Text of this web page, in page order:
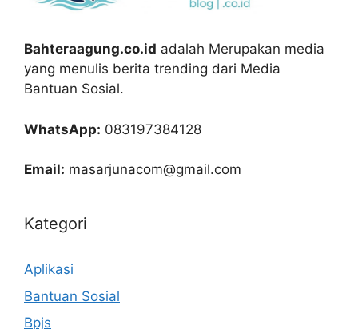
Bahteraagung.co.id adalah Merupakan media
yang menulis berita trending dari Media
Bantuan Sosial.
WhatsApp: 083197384128
Email: masarjunacom@gmail.com
Kategori
Aplikasi
Bantuan Sosial
Bpjs